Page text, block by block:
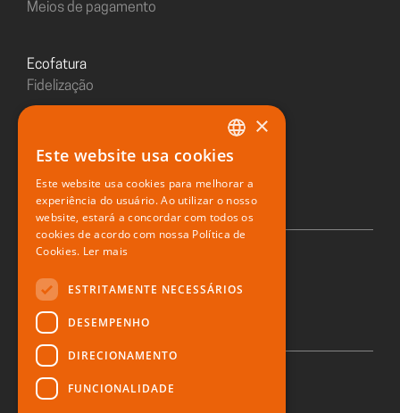
Meios de pagamento
Ecofatura
Fidelização
Restaurante digital
© 2026 Zone Soft
Política de privacidade
PORTUGUESE
ENGLISH
SPANISH
×
Este website usa cookies
Este website usa cookies para melhorar a
experiência do usuário. Ao utilizar o nosso
website, estará a concordar com todos os
cookies de acordo com nossa Política de
Cookies. Ler mais
ESTRITAMENTE NECESSÁRIOS
DESEMPENHO
DIRECIONAMENTO
FUNCIONALIDADE